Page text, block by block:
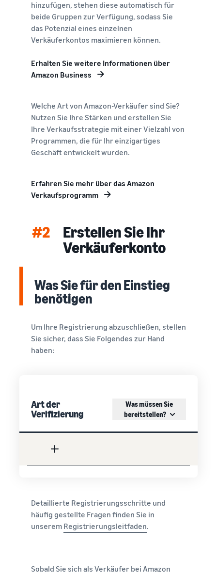
hinzufügen, stehen diese automatisch für
beide Gruppen zur Verfügung, sodass Sie
das Potenzial eines einzelnen
Verkäuferkontos maximieren können.
Erhalten Sie weitere Informationen über
Amazon Business
Welche Art von Amazon-Verkäufer sind Sie?
Nutzen Sie Ihre Stärken und erstellen Sie
Ihre Verkaufsstrategie mit einer Vielzahl von
Programmen, die für Ihr einzigartiges
Geschäft entwickelt wurden.
Erfahren Sie mehr über das Amazon
Verkaufsprogramm
#2
Erstellen Sie Ihr
Verkäuferkonto
Was Sie für den Einstieg
benötigen
Um Ihre Registrierung abzuschließen, stellen
Sie sicher, dass Sie Folgendes zur Hand
haben:
Art der
Verifizierung
Was müssen Sie
bereitstellen?
Detaillierte Registrierungsschritte und
häufig gestellte Fragen finden Sie in
unserem Registrierungsleitfaden.
Sobald Sie sich als Verkäufer bei Amazon